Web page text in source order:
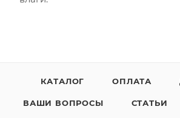
КАТАЛОГ ОПЛАТА
ВАШИ ВОПРОСЫ СТАТЬИ